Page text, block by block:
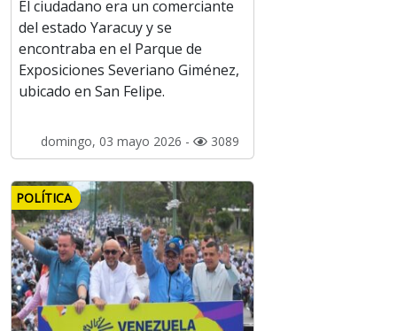
El ciudadano era un comerciante
del estado Yaracuy y se
encontraba en el Parque de
Exposiciones Severiano Giménez,
ubicado en San Felipe.
domingo, 03 mayo 2026 - 3089
POLÍTICA